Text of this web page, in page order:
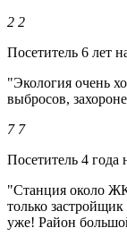
2 2
Посетитель 6 лет
"Экология очень
выбросов,
7 7
Посетитель 4 года
"Станция около
только
уже! Район